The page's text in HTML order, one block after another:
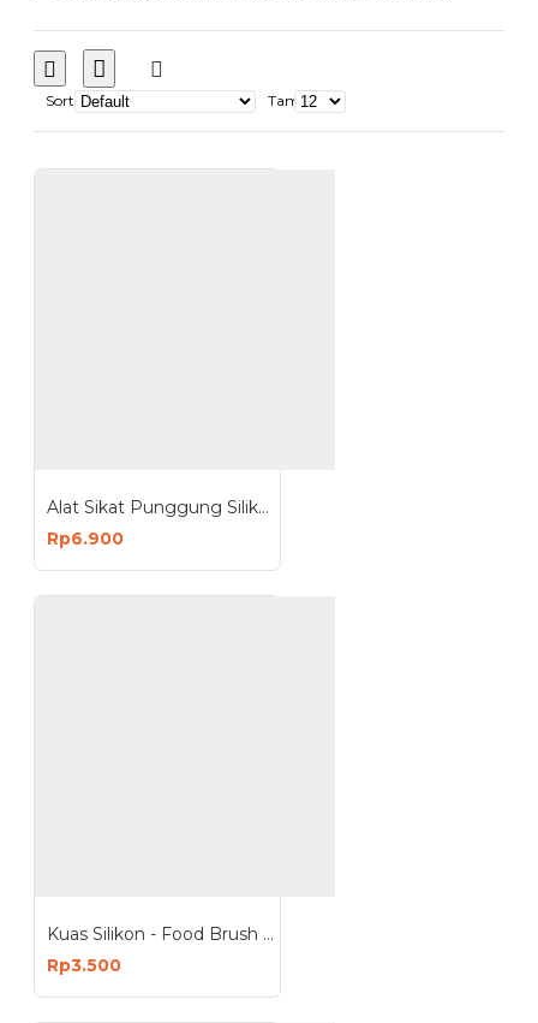
Sort Tampilkan:
Alat Sikat Punggung Silikon Mandi Back Silicone Scrubber
Rp6.900
Kuas Silikon - Food Brush Silicon
Rp3.500